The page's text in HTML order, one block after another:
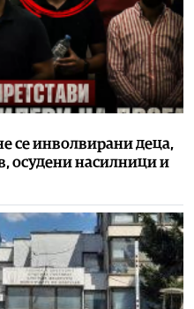
се инволвирани деца,
осудени насилници и